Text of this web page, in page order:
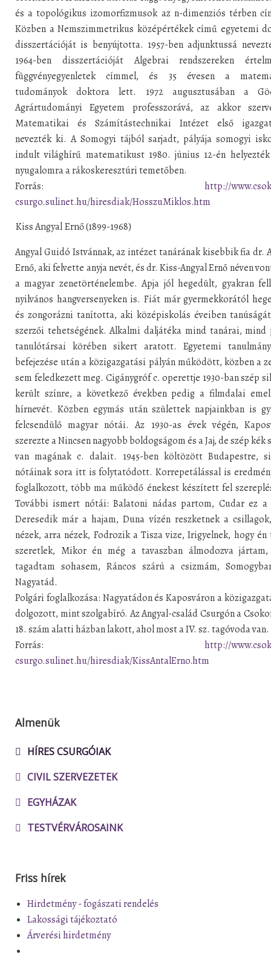
és a topológikus izomorfizmusok az n-dimenziós térben
Közben a Nemszimmetrikus középértékek című egyetemi
disszertációját is benyújtotta. 1957-ben adjunktussá
1964-ben disszertációját Algebrai rendszereken
függvényegyenletek címmel, és 35 évesen a
tudományok doktora lett. 1972 augusztusában a
Agrártudományi Egyetem professzorává, az akkor
Matematikai és Számítástechnikai Intézet első
nevezték ki. A Somogyi tájból sarjadt, pályája somogyi
indult világhírű matematikust 1980. június 12-én
nyugalomra a rákoskeresztúri temetőben.
Forrás: http://
csurgo.sulinet.hu/hiresdiak/HosszuMiklos.htm
Kiss Angyal Ernő (1899-1968)
Angyal Guidó Istvánnak, az intézet tanárának kisebbik fia dr.
Ernő, aki felvette anyja nevét, és dr. Kiss-Angyal Ernő néven
a magyar zenetörténelembe. Apja jól hegedült, gyakran
nyilvános hangversenyeken is. Fiát már gyermekkorától
és zongorázni tanította, aki középiskolás éveiben
szerzői tehetségének. Alkalmi daljátéka mind tanárai, mind
tanulótársai körében sikert aratott. Egyetemi
befejezése után a közigazgatási pályán működött, közben a
sem feledkezett meg. Cigánygróf c. operettje 1930-ban szép
került színre, a következő években pedig a filmdalai
hírnevét. Közben egymás után születtek napjainkban is
felcsendülő magyar nótái. Az 1930-as évek végén,
szerezte a Nincsen nagyobb boldogságom és a Jaj, de szép kék
van magának c. dalait. 1945-ben költözött Budapestre,
nótáinak sora itt is folytatódott. Korrepetálással is
foglalkozott, több ma működő énekest készített fel
További ismert nótái: Balatoni nádas partom, Cudar ez a
Deresedik már a hajam, Duna vízén reszketnek a
nézek, arra nézek, Fodrozik a Tisza vize, Irigyelnek, hogy én
szeretlek, Mikor én még a tavaszban álmodozva
tagadtam sohasem, Ráncos szárú a csizmám,
Nagyatád.
Polgári foglalkozása: Nagyatádon és Kaposváron a
dolgozott, mint szolgabíró. Az Angyal-család Csurgón a
18. szám alatti házban lakott, ahol most a IV. sz. tagóvoda van.
Forrás: http://
csurgo.sulinet.hu/hiresdiak/KissAntalErno.htm
Almenük
HÍRES CSURGÓIAK
CIVIL SZERVEZETEK
EGYHÁZAK
TESTVÉRVÁROSAINK
Friss hírek
Hirdetmény - fogászati rendelés
Lakossági tájékoztató
Árverési hirdetmény